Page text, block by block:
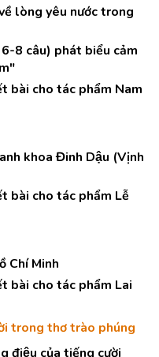
lòng yêu nước trong
8 câu) phát biểu cảm
bài cho tác phẩm Nam
khoa Đinh Dậu (Vịnh
bài cho tác phẩm Lễ
Chí Minh
bài cho tác phẩm Lai
trong thơ trào phúng
điệu của tiếng cười